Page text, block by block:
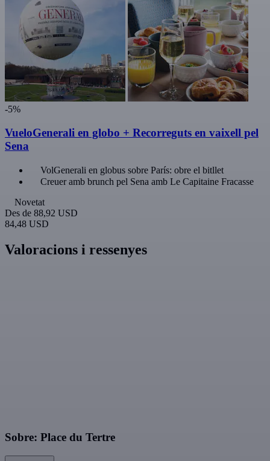
-5%
VueloGenerali en globo + Recorreguts en vaixell pel
Sena
VolGenerali en globus sobre París: obre el bitllet
Creuer amb brunch pel Sena amb Le Capitaine Fracasse
Novetat
Des de 88,92 USD
84,48 USD
Valoracions i ressenyes
Sobre: Place du Tertre